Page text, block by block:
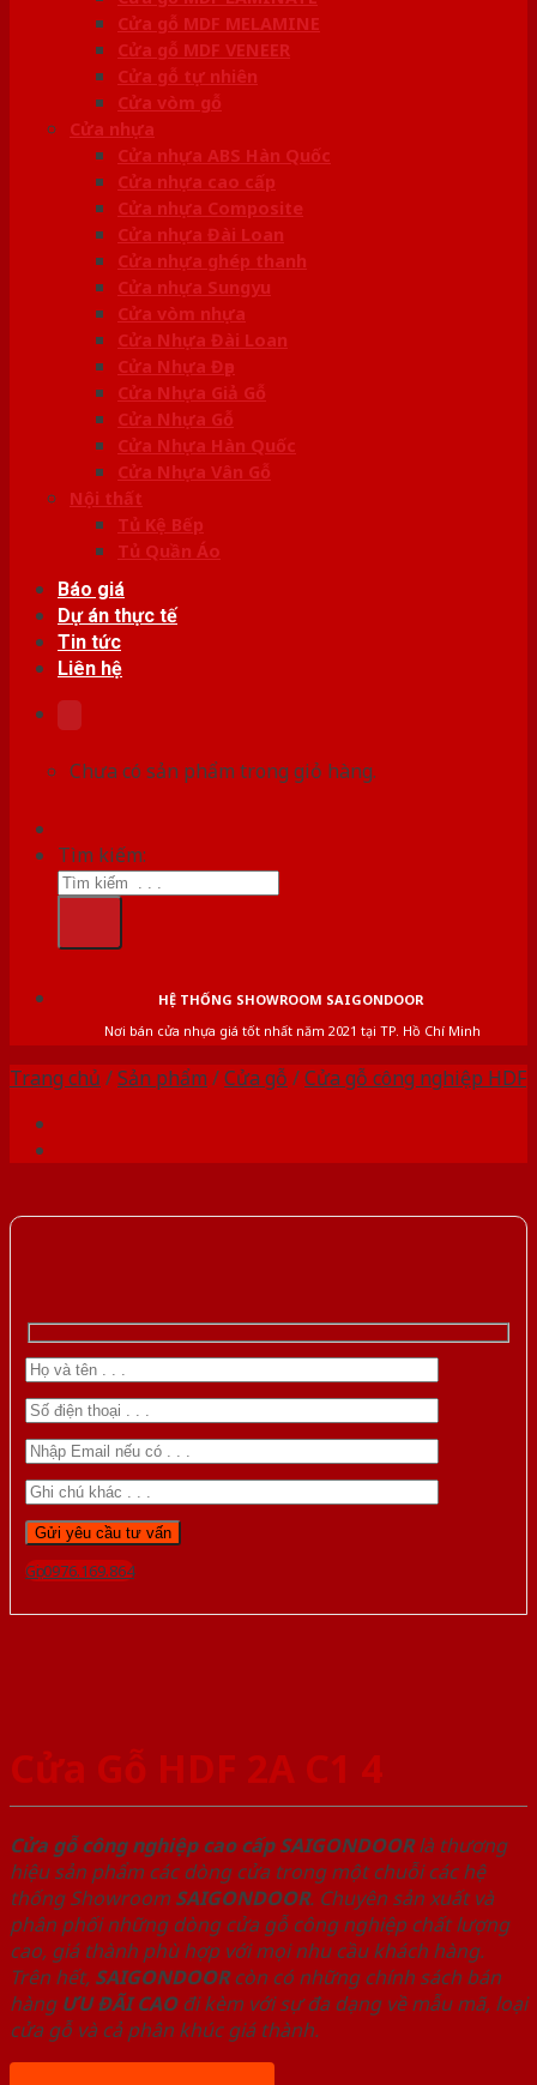
Cửa gỗ MDF MELAMINE
Cửa gỗ MDF VENEER
Cửa gỗ tự nhiên
Cửa vòm gỗ
Cửa nhựa
Cửa nhựa ABS Hàn Quốc
Cửa nhựa cao cấp
Cửa nhựa Composite
Cửa nhựa Đài Loan
Cửa nhựa ghép thanh
Cửa nhựa Sungyu
Cửa vòm nhựa
Cửa Nhựa Đài Loan
Cửa Nhựa Đẹp
Cửa Nhựa Giả Gỗ
Cửa Nhựa Gỗ
Cửa Nhựa Hàn Quốc
Cửa Nhựa Vân Gỗ
Nội thất
Tủ Kệ Bếp
Tủ Quần Áo
Báo giá
Dự án thực tế
Tin tức
Liên hệ
Chưa có sản phẩm trong giỏ hàng.
Tìm kiếm:
HỆ THỐNG SHOWROOM SAIGONDOOR
Nơi bán cửa nhựa giá tốt nhất năm 2021 tại TP. Hồ Chí Minh
Trang chủ /Sản phẩm /Cửa gỗ /Cửa gỗ công nghiệp HDF
Gọi 0976.169.864
Cửa Gỗ HDF 2A C1 4
Cửa gỗ công nghiệp cao cấp SAIGONDOORlà thương
hiệu sản phẩm các dòng cửa trong một chuỗi các hệ
thống Showroom SAIGONDOOR. Chuyên sản xuất và
phân phối những dòng cửa gỗ công nghiệp chất lượng
cao, giá thành phù hợp với mọi nhu cầu khách hàng.
Trên hết, SAIGONDOORcòn có những chính sách bán
hàng ƯU ĐÃI CAOđi kèm với sự đa dạng về mẫu mã, loại
cửa gỗ và cả phân khúc giá thành.